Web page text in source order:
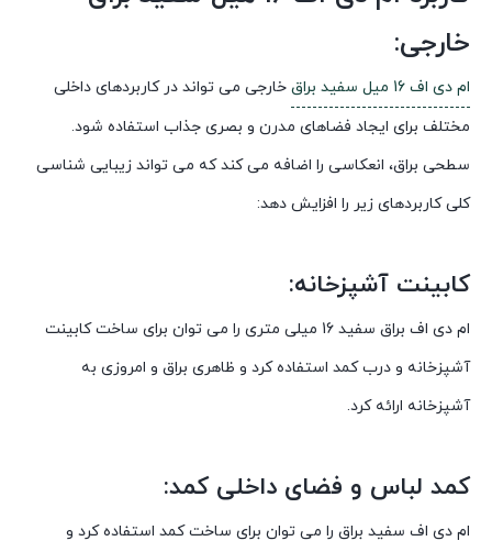
خارجی:
ام دی اف 16 میل سفید براق
خارجی می تواند در کاربردهای داخلی
مختلف برای ایجاد فضاهای مدرن و بصری جذاب استفاده شود.
سطحی براق، انعکاسی را اضافه می کند که می تواند زیبایی شناسی
کلی کاربردهای زیر را افزایش دهد:
کابینت آشپزخانه:
ام دی اف براق سفید 16 میلی متری را می توان برای ساخت کابینت
آشپزخانه و درب کمد استفاده کرد و ظاهری براق و امروزی به
آشپزخانه ارائه کرد.
کمد لباس و فضای داخلی کمد:
ام دی اف سفید براق را می توان برای ساخت کمد استفاده کرد و